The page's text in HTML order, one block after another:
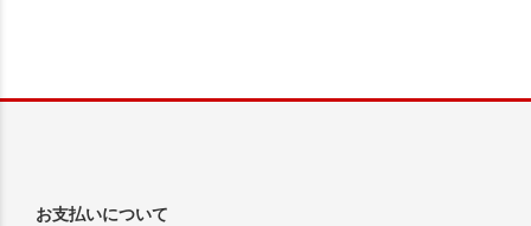
お支払いについて